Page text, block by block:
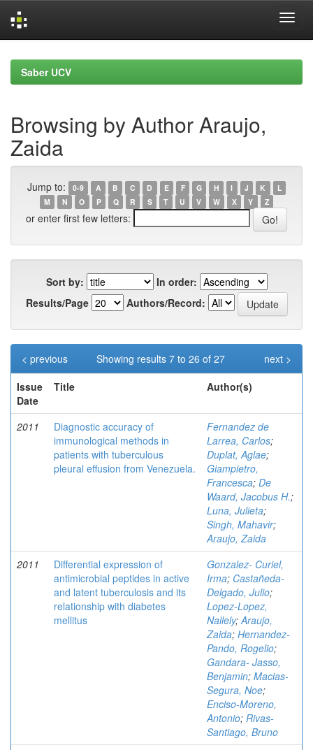
navigationSaber UCV
Browsing by Author Araujo,
Zaida
Jump to: 0-9 A B C D E F G H I J K
L
M
N O P Q R S T U V W X Y Z
or enter first few letters:
Sort by:
In order:
Results/Page
Authors/Record:
Showing results 7 to 26 of 27
< previous
next >
Issue
Date
Title Author(s)
2011
Diagnostic accuracy of
immunological methods in
patients with tuberculous
pleural effusion from Venezuela.
Fernandez de
Larrea, Carlos;
Duplat, Aglae;
Giampietro,
Francesca; De
Waard, Jacobus H.;
Luna, Julieta;
Singh, Mahavir;
Araujo, Zaida
2011
Differential expression of
antimicrobial peptides in active
and latent tuberculosis and its
relationship with diabetes
mellitus
Gonzalez- Curiel,
Irma; Castañeda-
Delgado, Julio;
Lopez-Lopez,
Nallely;Araujo,
Zaida; Hernandez-
Pando, Rogelio;
Gandara- Jasso,
Benjamin; Macias-
Segura, Noe;
Enciso-Moreno,
Antonio; Rivas-
Santiago, Bruno